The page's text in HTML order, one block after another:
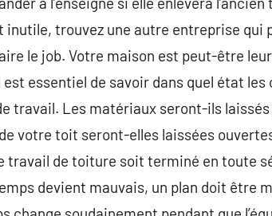
inutile, trouvez une autre entreprise qui
le job. Votre maison est peut-être
essentiel de savoir dans quel état
travail. Les matériaux seront-ils
votre toit seront-elles laissées
travail de toiture soit terminé en toute
devient mauvais, un plan doit être